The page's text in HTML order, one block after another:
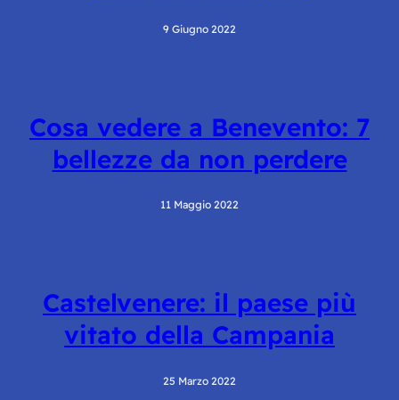
9 Giugno 2022
Cosa vedere a Benevento: 7
bellezze da non perdere
11 Maggio 2022
Castelvenere: il paese più
vitato della Campania
25 Marzo 2022